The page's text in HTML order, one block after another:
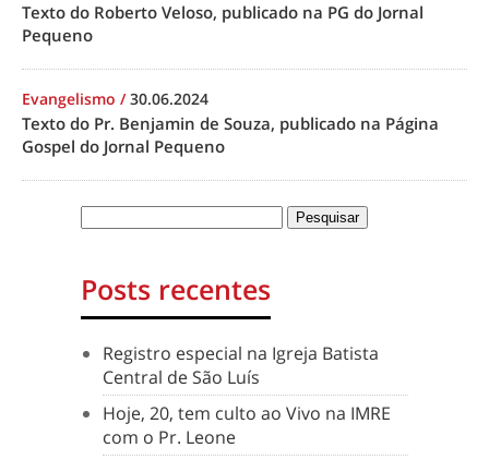
Texto do Roberto Veloso, publicado na PG do Jornal
Pequeno
Evangelismo /30.06.2024
Texto do Pr. Benjamin de Souza, publicado na Página
Gospel do Jornal Pequeno
Posts recentes
Registro especial na Igreja Batista
Central de São Luís
Hoje, 20, tem culto ao Vivo na IMRE
com o Pr. Leone